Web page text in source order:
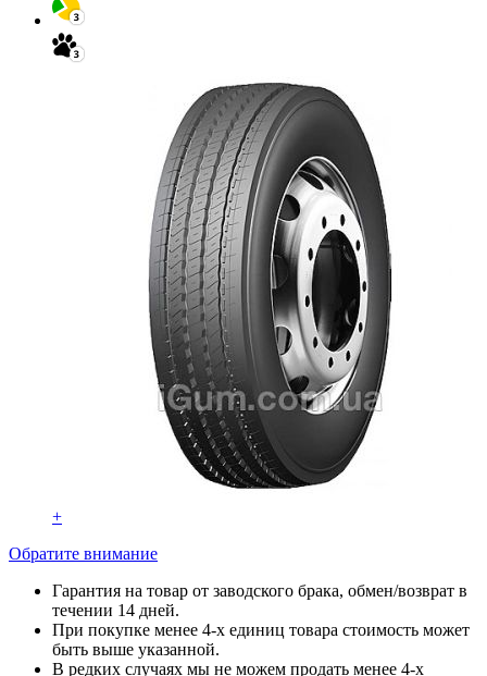
+
Обратите внимание
Гарантия на товар от заводского брака, обмен/возврат в
течении 14 дней.
При покупке менее 4-х единиц товара стоимость может
быть выше указанной.
В редких случаях мы не можем продать менее 4-х